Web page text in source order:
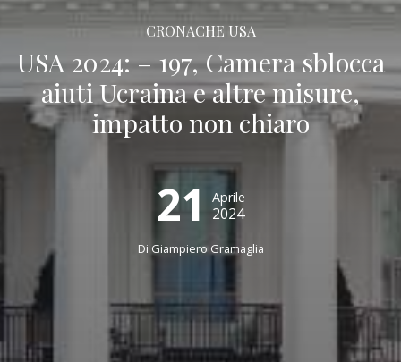
CRONACHE USA
USA 2024: – 197, Camera sblocca
aiuti Ucraina e altre misure,
impatto non chiaro
21 Aprile
2024
Di Giampiero Gramaglia